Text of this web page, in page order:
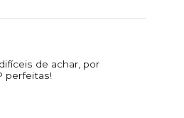
de achar, por
perfeitas!